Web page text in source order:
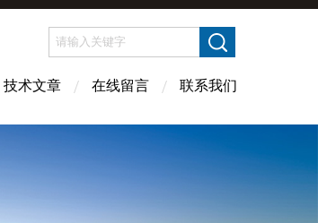
技术文章 在线留言 联系我们